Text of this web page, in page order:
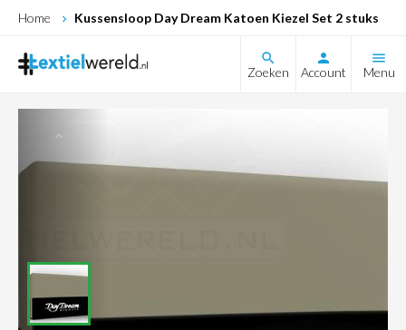
Home Kussensloop Day Dream Katoen Kiezel Set 2 stuks
Zoeken Account Menu